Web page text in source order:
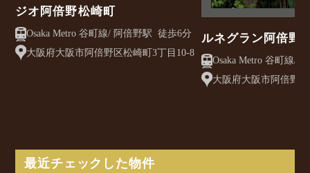
ジオ阿倍野松崎町
Osaka Metro 谷町線/ 阿倍野駅 徒歩6分
大阪府大阪市阿倍野区松崎町3丁目10-8
ルネグラン阿倍野
大阪府大阪市阿倍野
最近チェックした物件